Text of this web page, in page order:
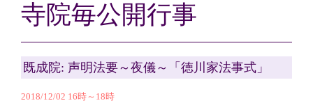
寺院毎公開行事
既成院: 声明法要～夜儀～「徳川家法事式」
2018/12/02 16時～18時